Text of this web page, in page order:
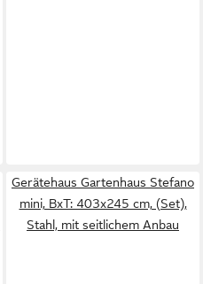
Gerätehaus Gartenhaus Stefano
mini, BxT: 403x245 cm, (Set),
Stahl, mit seitlichem Anbau